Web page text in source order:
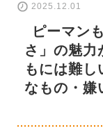
2025.12.01
ピーマン
さ」の魅力
もには難し
なもの・嫌